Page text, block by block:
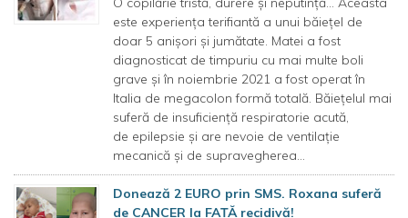
este experiența terifiantă a unui băiețel de
doar 5 anișori și jumătate. Matei a fost
diagnosticat de timpuriu cu mai multe boli
grave și în noiembrie 2021 a fost operat în
Italia de megacolon formă totală. Băiețelul mai
suferă de insuficiență respiratorie acută,
de epilepsie și are nevoie de ventilație
mecanică și de supravegherea...
Donează 2 EURO prin SMS. Roxana suferă
de CANCER la FAȚĂ recidivă!